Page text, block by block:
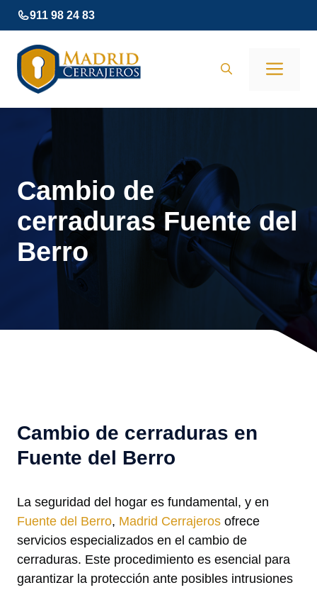
Saltar
al
contenido
911 98 24 83
Cambio de
cerraduras Fuente del
Berro
Cambio de cerraduras en
Fuente del Berro
La seguridad del hogar es fundamental, y en
Fuente del Berro, Madrid Cerrajeros ofrece
servicios especializados en el cambio de
cerraduras. Este procedimiento es esencial para
garantizar la protección ante posibles intrusiones